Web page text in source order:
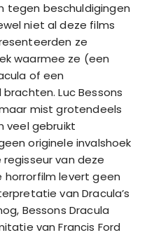
tegen beschuldigingen
niet al deze films
ze
waarmee ze (een
of een
Luc Bessons
mist grotendeels
veel gebruikt
originele invalshoek
van deze
levert geen
van Dracula’s
Bessons Dracula
van Francis Ford